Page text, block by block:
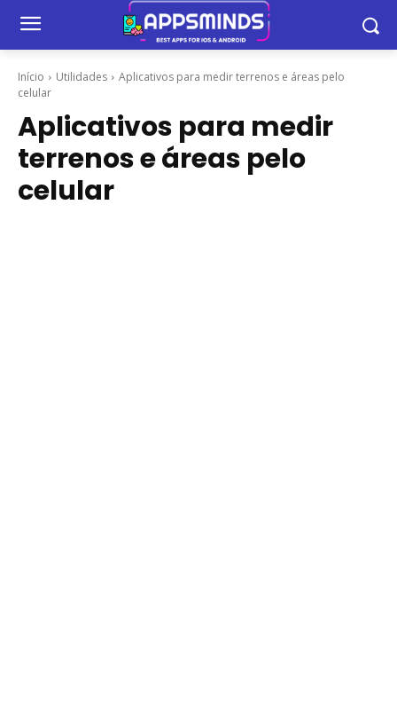
Início Utilidades
Aplicativos para medir terrenos e áreas pelo
celular
Aplicativos para medir
terrenos e áreas pelo
celular